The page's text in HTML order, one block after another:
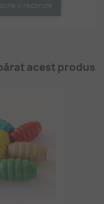
o recenzie
acest produs